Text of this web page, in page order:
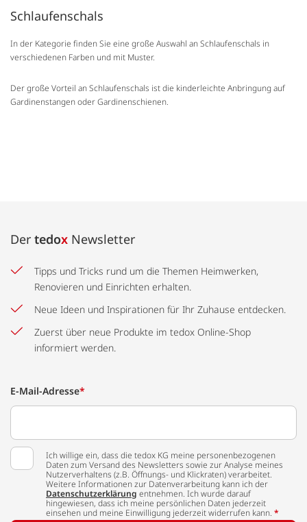
Schlaufenschals
In der Kategorie finden Sie eine große Auswahl an Schlaufenschals in
verschiedenen Farben und mit Muster.
Der große Vorteil an Schlaufenschals ist die kinderleichte Anbringung auf
Gardinenstangen oder Gardinenschienen.
Der tedox Newsletter
Tipps und Tricks rund um die Themen Heimwerken,
Renovieren und Einrichten erhalten.
Neue Ideen und Inspirationen für Ihr Zuhause entdecken.
Zuerst über neue Produkte im tedox Online-Shop
informiert werden.
E-Mail-Adresse*
Ich willige ein, dass die tedox KG meine personenbezogenen
Daten zum Versand des Newsletters sowie zur Analyse meines
Nutzerverhaltens (z.B. Öffnungs- und Klickraten) verarbeitet.
Weitere Informationen zur Datenverarbeitung kann ich der
Datenschutzerklärung entnehmen. Ich wurde darauf
hingewiesen, dass ich meine persönlichen Daten jederzeit
einsehen und meine Einwilligung jederzeit widerrufen kann. *